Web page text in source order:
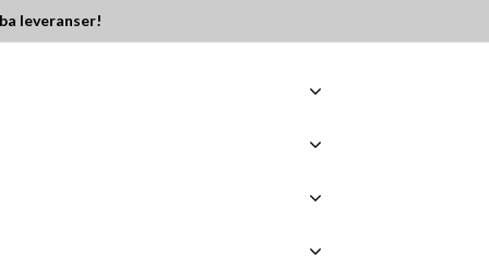
leveranser!